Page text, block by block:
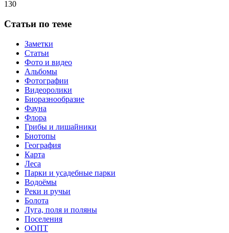
130
Статьи по теме
Заметки
Статьи
Фото и видео
Альбомы
Фотографии
Видеоролики
Биоразнообразие
Фауна
Флора
Грибы и лишайники
Биотопы
География
Карта
Леса
Парки и усадебные парки
Водоёмы
Реки и ручьи
Болота
Луга, поля и поляны
Поселения
ООПТ